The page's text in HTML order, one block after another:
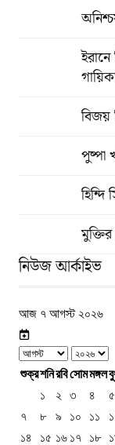
ইরানে
বিজয়
পুষ্পা
নিউজ আর্কাইভ
আজ ৭ আগস্ট ২০২৬
শুক্রশনিরবিসোমমঙ্গল
১
২ ৩ ৪ ৫
৭
৮ ৯ ১০ ১১
১৪
১৫ ১৬ ১৭ ১৮